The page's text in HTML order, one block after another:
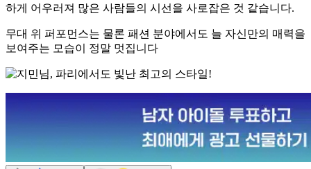
하게 어우러져 많은 사람들의 시선을 사로잡은 것 같습니다.
무대 위 퍼포먼스는 물론 패션 분야에서도 늘 자신만의 매력을
보여주는 모습이 정말 멋집니다